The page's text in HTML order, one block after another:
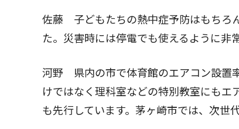
佐藤 子どもたちの熱中症予防はもちろ
た。災害時には停電でも使えるように非
河野 県内の市で体育館のエアコン設置
けではなく理科室などの特別教室にもエ
も先行しています。茅ヶ崎市では、次世